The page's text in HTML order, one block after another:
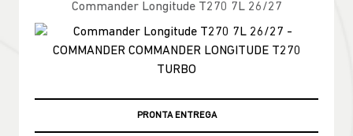
Commander Longitude T270 7L 26/27
PRONTA ENTREGA